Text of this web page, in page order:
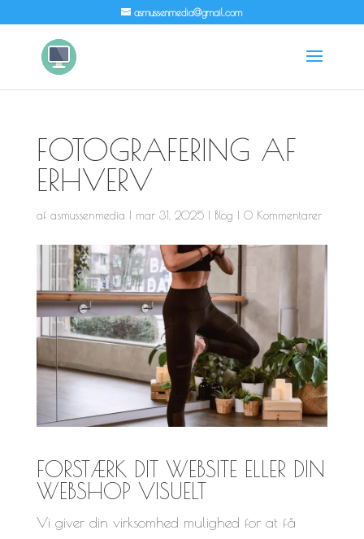
asmussenmedia@gmail.com
FOTOGRAFERING AF
ERHVERV
af asmussenmedia mar 31, 2025| Blog 0 Kommentarer
FORSTÆRK DIT WEBSITE ELLER DIN
WEBSHOP VISUELT
Vi giver din virksomhed mulighed for at få